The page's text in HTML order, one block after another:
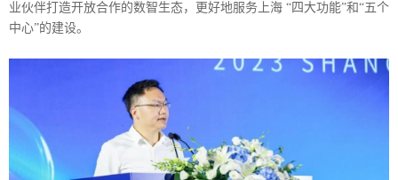
业伙伴打造开放合作的数智生态，更好地服务上海 “四大功能”和“五个
中心”的建设。